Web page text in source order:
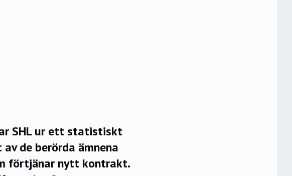
SHL ur ett statistiskt
de berörda ämnena
förtjänar nytt kontrakt.